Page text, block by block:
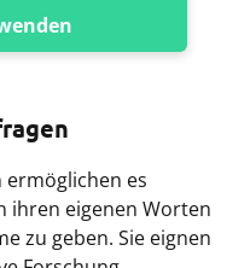
es
ihren eigenen Worten
zu geben. Sie eignen